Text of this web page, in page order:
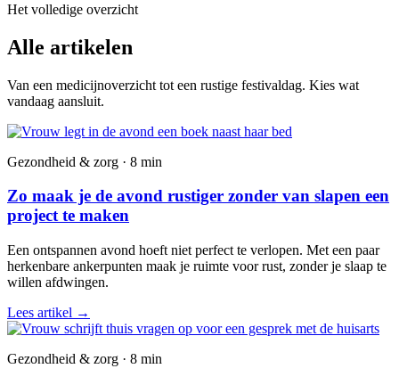
Het volledige overzicht
Alle artikelen
Van een medicijnoverzicht tot een rustige festivaldag. Kies wat
vandaag aansluit.
Gezondheid & zorg · 8 min
Zo maak je de avond rustiger zonder van slapen een
project te maken
Een ontspannen avond hoeft niet perfect te verlopen. Met een paar
herkenbare ankerpunten maak je ruimte voor rust, zonder je slaap te
willen afdwingen.
Lees artikel →
Gezondheid & zorg · 8 min